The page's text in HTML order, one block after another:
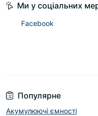
Популярне
Акумулюючі ємності
Ми у соціальних
Facebook